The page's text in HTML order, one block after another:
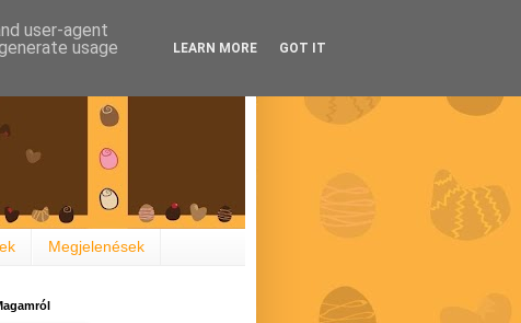
Megjelenések
user-agent
usage
LEARN MORE GOT IT